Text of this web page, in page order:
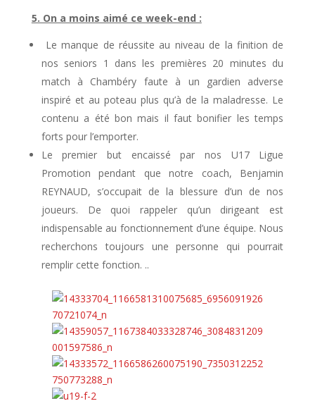
5. On a moins aimé ce week-end :
Le manque de réussite au niveau de la finition de
nos seniors 1 dans les premières 20 minutes du
match à Chambéry faute à un gardien adverse
inspiré et au poteau plus qu’à de la maladresse. Le
contenu a été bon mais il faut bonifier les temps
forts pour l’emporter.
Le premier but encaissé par nos U17 Ligue
Promotion pendant que notre coach, Benjamin
REYNAUD, s’occupait de la blessure d’un de nos
joueurs. De quoi rappeler qu’un dirigeant est
indispensable au fonctionnement d’une équipe. Nous
recherchons toujours une personne qui pourrait
remplir cette fonction. ..